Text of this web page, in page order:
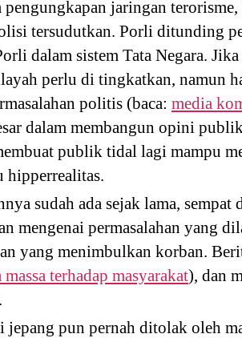
jaringan terorisme,
tersudutkan. Porli ditunding
dalam sistem Tata Negara.
perlu di tingkatkan, namun
politis (baca: media
dalam membangun opini
publik tidal lagi mampu
hipperrealitas.
sudah ada sejak lama,
mengenai permasalahan yang
yang menimbulkan korban.
terhadap masyarakat), dan
pun pernah ditolak oleh